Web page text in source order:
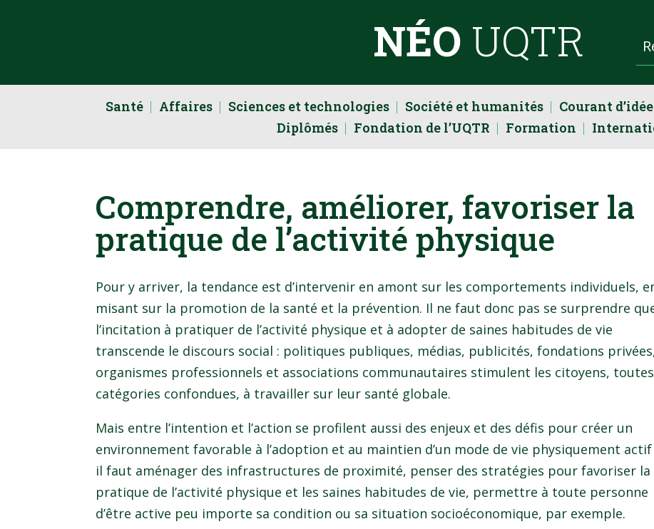
NÉO UQTR
Santé Affaires Sciences et technologies Société et humanités Courant
Diplômés
Fondation de l’UQTR Formation
Comprendre, améliorer, favoriser la
pratique de l’activité physique
Pour y arriver, la tendance est d’intervenir en amont sur les comportements individuels,
misant sur la promotion de la santé et la prévention. Il ne faut donc pas se surprendre
l’incitation à pratiquer de l’activité physique et à adopter de saines habitudes de vie
transcende le discours social : politiques publiques, médias, publicités, fondations
organismes professionnels et associations communautaires stimulent les citoyens, toutes
catégories confondues, à travailler sur leur santé globale.
Mais entre l’intention et l’action se profilent aussi des enjeux et des défis pour créer un
environnement favorable à l’adoption et au maintien d’un mode de vie physiquement actif
il faut aménager des infrastructures de proximité, penser des stratégies pour favoriser la
pratique de l’activité physique et les saines habitudes de vie, permettre à toute personne
d’être active peu importe sa condition ou sa situation socioéconomique, par exemple.